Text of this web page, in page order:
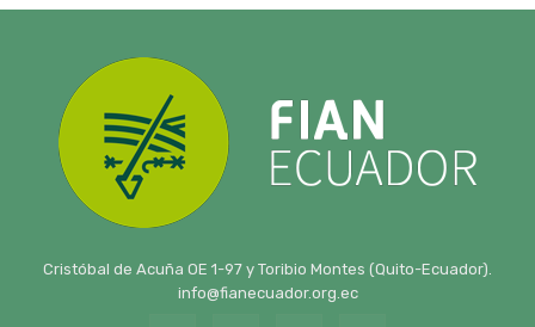
Cristóbal de Acuña OE 1-97 y Toribio Montes (Quito-Ecuador).
info@fianecuador.org.ec